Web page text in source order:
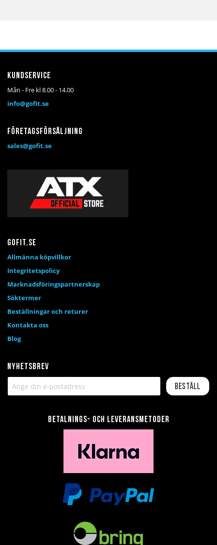
Nyhetsbrev
Beställ
Kundservice
Mån - Fre kl 8.00 - 14.00
info@gofit.se
Företagsförsäljning
sales@gofit.se
Betalnings- och leveransmetoder
Gofit.se
Allmänna köpvillkor
Integritetspolicy
Marknadsföringspartnerskap
Söktermer
Beställningar och returer
Kontakta oss
Blog